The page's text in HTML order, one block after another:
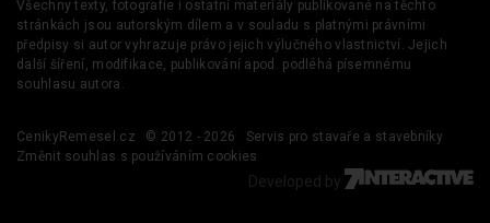
Všechny texty, fotografie i ostatní materiály publikované na těchto
stránkách jsou autorským dílem a v souladu s platnými právními
předpisy si autor vyhrazuje právo jejich výlučného vlastnictví. Jejich
další šíření, modifikace, publikování apod. podléhá písemnému
souhlasu autora.
CenikyRemesel.cz © 2012 - 2026
Servis pro stavaře a stavebníky
Změnit souhlas s používáním cookies
Developed by